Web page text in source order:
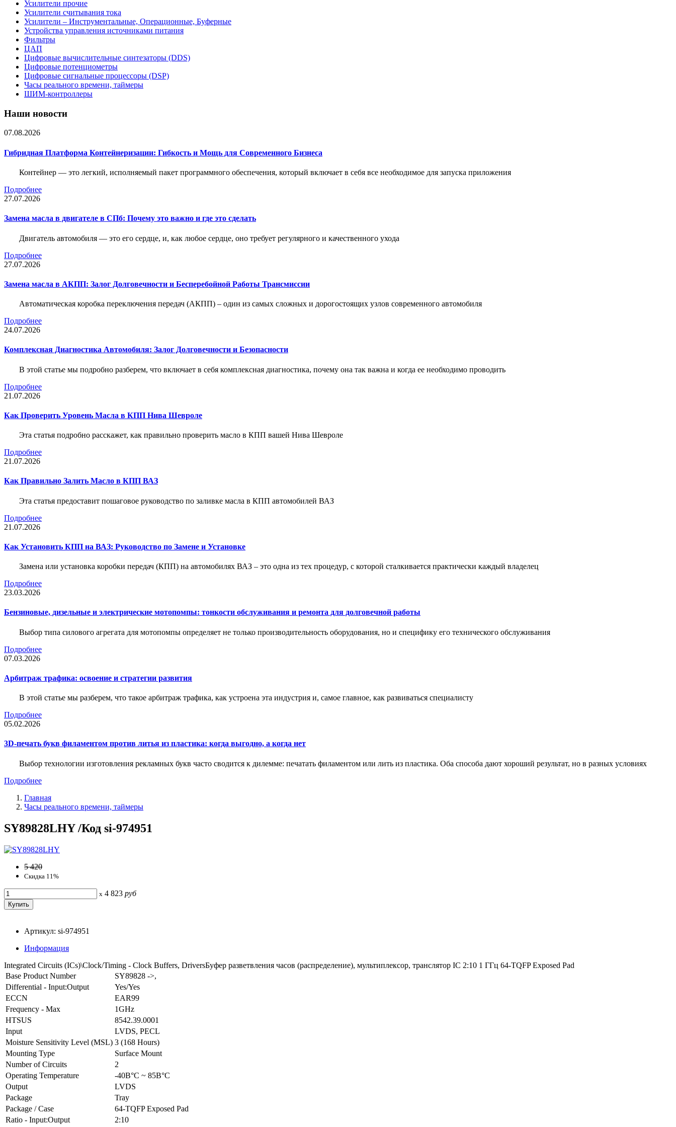
Усилители прочие
Усилители считывания тока
Усилители – Инструментальные, Операционные, Буферные
Устройства управления источниками питания
Фильтры
ЦАП
Цифровые вычислительные синтезаторы (DDS)
Цифровые потенциометры
Цифровые сигнальные процессоры (DSP)
Часы реального времени, таймеры
ШИМ-контроллеры
Наши новости
07.08.2026
Гибридная Платформа Контейнеризации: Гибкость и Мощь для Современного Бизнеса
Контейнер — это легкий, исполняемый пакет программного обеспечения, который включает в себя все необходимое для запуска приложения
Подробнее
27.07.2026
Замена масла в двигателе в СПб: Почему это важно и где это сделать
Двигатель автомобиля — это его сердце, и, как любое сердце, оно требует регулярного и качественного ухода
Подробнее
27.07.2026
Замена масла в АКПП: Залог Долговечности и Бесперебойной Работы Трансмиссии
Автоматическая коробка переключения передач (АКПП) – один из самых сложных и дорогостоящих узлов современного автомобиля
Подробнее
24.07.2026
Комплексная Диагностика Автомобиля: Залог Долговечности и Безопасности
В этой статье мы подробно разберем, что включает в себя комплексная диагностика, почему она так важна и когда ее необходимо проводить
Подробнее
21.07.2026
Как Проверить Уровень Масла в КПП Нива Шевроле
Эта статья подробно расскажет, как правильно проверить масло в КПП вашей Нива Шевроле
Подробнее
21.07.2026
Как Правильно Залить Масло в КПП ВАЗ
Эта статья предоставит пошаговое руководство по заливке масла в КПП автомобилей ВАЗ
Подробнее
21.07.2026
Как Установить КПП на ВАЗ: Руководство по Замене и Установке
Замена или установка коробки передач (КПП) на автомобилях ВАЗ – это одна из тех процедур, с которой сталкивается практически каждый владелец
Подробнее
23.03.2026
Бензиновые, дизельные и электрические мотопомпы: тонкости обслуживания и ремонта для долговечной работы
Выбор типа силового агрегата для мотопомпы определяет не только производительность оборудования, но и специфику его технического обслуживания
Подробнее
07.03.2026
Арбитраж трафика: освоение и стратегии развития
В этой статье мы разберем, что такое арбитраж трафика, как устроена эта индустрия и, самое главное, как развиваться специалисту
Подробнее
05.02.2026
3D-печать букв филаментом против литья из пластика: когда выгодно, а когда нет
Выбор технологии изготовления рекламных букв часто сводится к дилемме: печатать филаментом или лить из пластика. Оба способа дают хороший результат, но в разных условиях
Подробнее
Главная
Часы реального времени, таймеры
SY89828LHY /Код si-974951
5 420
Скидка 11%
x 4 823 руб
Артикул: si-974951
Информация
Integrated Circuits (ICs)\Clock/Timing - Clock Buffers, DriversБуфер разветвления часов (распределение), мультиплексор, транслятор IC 2:10 1 ГГц 64-TQFP Exposed Pad
Base Product Number
SY89828 ->,
Differential - Input:Output
Yes/Yes
ECCN
EAR99
Frequency - Max
1GHz
HTSUS
8542.39.0001
Input
LVDS, PECL
Moisture Sensitivity Level (MSL) 3 (168 Hours)
Mounting Type
Surface Mount
Number of Circuits
2
Operating Temperature
-40В°C ~ 85В°C
Output
LVDS
Package
Tray
Package / Case
64-TQFP Exposed Pad
Ratio - Input:Output
2:10